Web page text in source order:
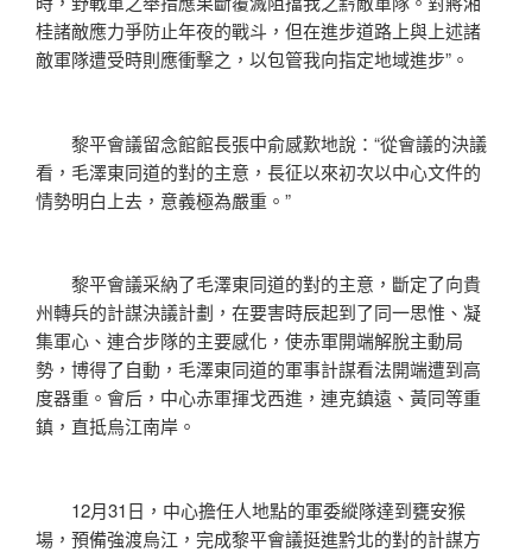
桂諸敵應力爭防止年夜的戰斗，但在進步道路上與上述諸
敵軍隊遭受時則應衝擊之，以包管我向指定地域進步”。
黎平會議留念館館長張中俞感歎地說：“從會議的決議
看，毛澤東同道的對的主意，長征以來初次以中心文件的
情勢明白上去，意義極為嚴重。”
黎平會議采納了毛澤東同道的對的主意，斷定了向貴
州轉兵的計謀決議計劃，在要害時辰起到了同一思惟、凝
集軍心、連合步隊的主要感化，使赤軍開端解脫主動局
勢，博得了自動，毛澤東同道的軍事計謀看法開端遭到高
度器重。會后，中心赤軍揮戈西進，連克鎮遠、黃同等重
鎮，直抵烏江南岸。
12月31日，中心擔任人地點的軍委縱隊達到甕安猴
場，預備強渡烏江，完成黎平會議挺進黔北的對的計謀方